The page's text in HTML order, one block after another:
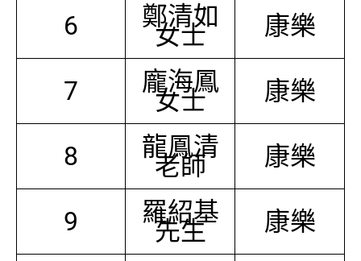
6 鄭清如
女士 康樂
7 龐海鳳
女士 康樂
8 龍鳳清
老師 康樂
9 羅紹基
先生 康樂